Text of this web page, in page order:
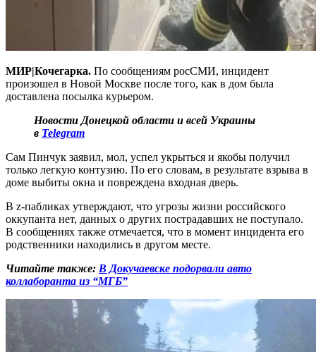
МИР|Кочегарка. По сообщениям росСМИ, инцидент
произошел в Новой Москве после того, как в дом была
доставлена посылка курьером.
Новости Донецкой области и всей Украины
в Telegram
Сам Пинчук заявил, мол, успел укрыться и якобы получил
только легкую контузию. По его словам, в результате взрыва в
доме выбиты окна и повреждена входная дверь.
В z-пабликах утверждают, что угрозы жизни российского
оккупанта нет, данных о других пострадавших не поступало.
В сообщениях также отмечается, что в момент инцидента его
родственники находились в другом месте.
Читайте также: В Докучаевске подорвали авто
коллаборанта из “МГБ”